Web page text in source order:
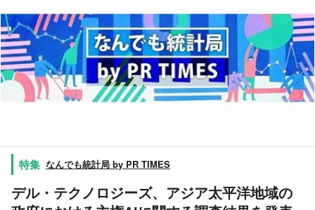
なんでも統計局 by PR TIMES
デル・テクノロジーズ、アジア太平洋地域の